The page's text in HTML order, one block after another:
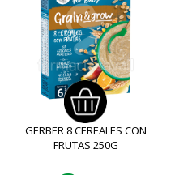
GERBER 8 CEREALES CON
FRUTAS 250G